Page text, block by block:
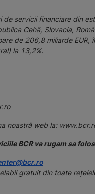
de servicii financiare din
Cehă, Slovacia,
de 206,8 miliarde
la 13,2%.
noastră web la:
BCR va rugam sa
gratuit din toate